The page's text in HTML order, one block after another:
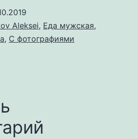
Aleksei, Еда мужская,
, С фотографиями